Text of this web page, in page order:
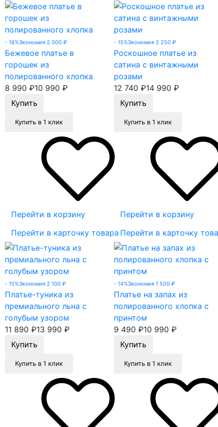
- 18%Экономия 2 000 ₽
Бежевое платье в
горошек из
полированного хлопка
8 990 ₽10 990 ₽
Купить в 1 клик
Перейти в корзину
Перейти в карточку товара
- 15%Экономия 2 250 ₽
Роскошное платье из
сатина с винтажными
розами
12 740 ₽14 990 ₽
Купить в 1 клик
Перейти в корзину
Перейти в карточку
- 15%Экономия 2 100 ₽
Платье-туника из
премиального льна с
голубым узором
11 890 ₽13 990 ₽
Купить в 1 клик
- 14%Экономия 1 500 ₽
Платье на запах из
полированного хлопка с
принтом
9 490 ₽10 990 ₽
Купить в 1 клик